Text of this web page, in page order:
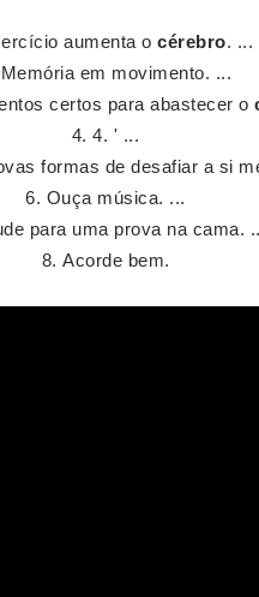
aumenta océrebro. ...
Memória em movimento. ...
certos para abastecer o
4. ' ...
formas de desafiar a si
Ouça música. ...
para uma prova na cama.
Acorde bem.